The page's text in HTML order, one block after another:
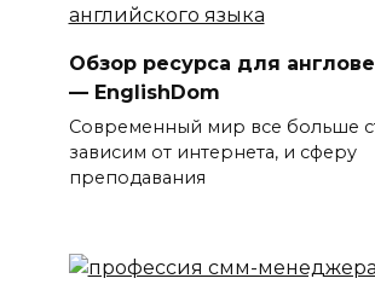
Обзор ресурса для
— EnglishDom
Современный мир все больше
зависим от интернета, и сферу
преподавания